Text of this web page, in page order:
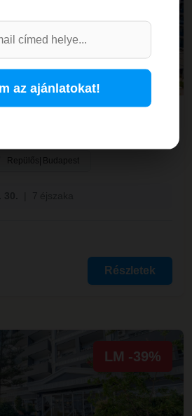
Repülős | Budapest
Részletek
LM -39%
az ajánlatokat!